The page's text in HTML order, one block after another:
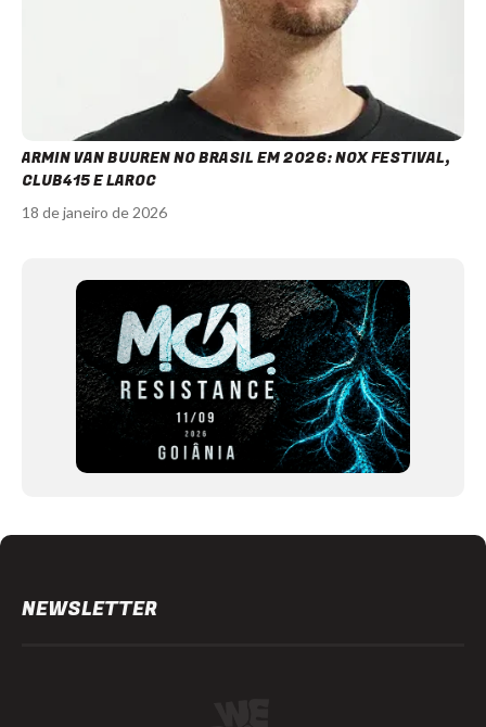
ARMIN VAN BUUREN NO BRASIL EM 2026: NOX FESTIVAL,
CLUB415 E LAROC
18 de janeiro de 2026
NEWSLETTER